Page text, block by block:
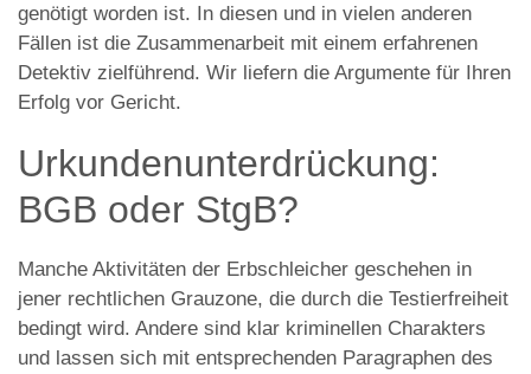
genötigt worden ist. In diesen und in vielen anderen
Fällen ist die Zusammenarbeit mit einem erfahrenen
Detektiv zielführend. Wir liefern die Argumente für Ihren
Erfolg vor Gericht.
Urkundenunterdrückung:
BGB oder StgB?
Manche Aktivitäten der Erbschleicher geschehen in
jener rechtlichen Grauzone, die durch die Testierfreiheit
bedingt wird. Andere sind klar kriminellen Charakters
und lassen sich mit entsprechenden Paragraphen des